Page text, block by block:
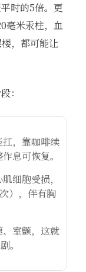
时的5倍。更
毫米汞柱，血
，都可能让
：
，靠咖啡续
息可恢复。
细胞受损，
），伴有胸
室颤，这就
。